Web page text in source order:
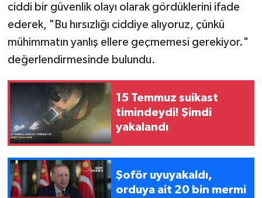
ciddi bir güvenlik olayı olarak gördüklerini ifade
ederek, "Bu hırsızlığı ciddiye alıyoruz, çünkü
mühimmatın yanlış ellere geçmemesi gerekiyor."
değerlendirmesinde bulundu.
15 Temmuz suikast
timindeydi! Şimdi
yakalandı
Şoför uyuyakaldı,
orduya ait 20 bin mermi